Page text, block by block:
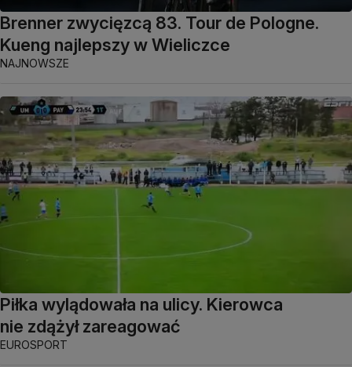
Brenner zwycięzcą 83. Tour de Pologne.
Kueng najlepszy w Wieliczce
NAJNOWSZE
Piłka wylądowała na ulicy. Kierowca
nie zdążył zareagować
EUROSPORT